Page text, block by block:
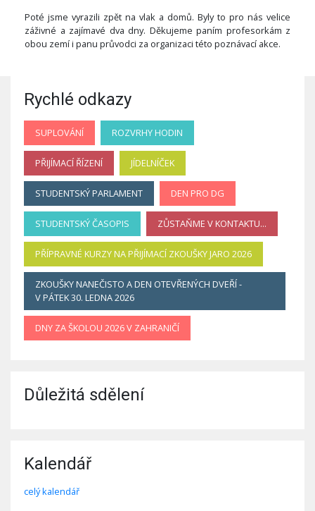
Poté jsme vyrazili zpět na vlak a domů. Byly to pro nás velice
záživné a zajímavé dva dny. Děkujeme paním profesorkám z
obou zemí i panu průvodci za organizaci této poznávací akce.
Rychlé odkazy
SUPLOVÁNÍ ROZVRHY HODIN
PŘIJÍMACÍ ŘÍZENÍ JÍDELNÍČEK
STUDENTSKÝ PARLAMENT DEN PRO DG
STUDENTSKÝ ČASOPIS ZŮSTAŇME V KONTAKTU...
PŘÍPRAVNÉ KURZY NA PŘIJÍMACÍ ZKOUŠKY JARO 2026
ZKOUŠKY NANEČISTO A DEN OTEVŘENÝCH DVEŘÍ -
V PÁTEK 30. LEDNA 2026
DNY ZA ŠKOLOU 2026 V ZAHRANIČÍ
Důležitá sdělení
Kalendář
celý kalendář